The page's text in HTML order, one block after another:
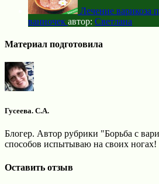
Лечение варикоза
ванночек автор: Светлана
Материал подготовила
Гусеева. С.А.
Блогер. Автор рубрики "Борьба с
способов испытываю на своих ногах!
Оставить отзыв